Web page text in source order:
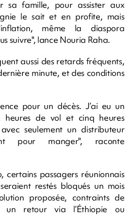
sa famille, pour assister aux
le sait et en profite, mais
même la diaspora
suivre", lance Nouria Raha.
aussi des retards fréquents,
minute, et des conditions
pour un décès. J’ai eu un
heures de vol et cinq heures
seulement un distributeur
pour manger", raconte
certains passagers réunionnais
restés bloqués un mois
proposée, contraints de
un retour via l’Éthiopie ou